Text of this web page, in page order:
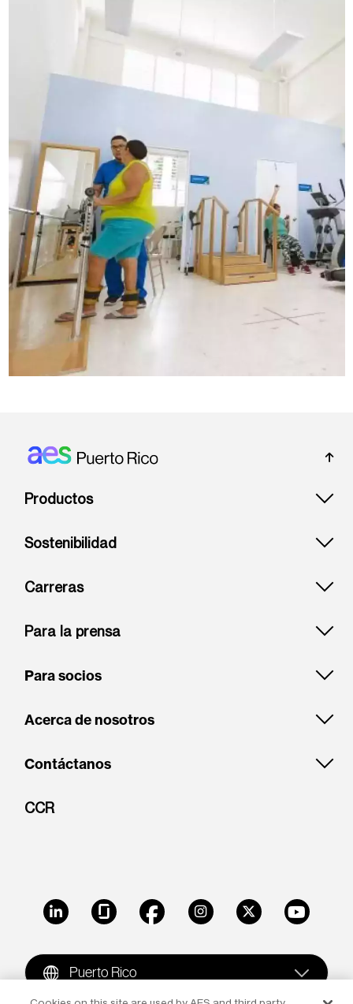
Footer: Puerto rico
Productos
Sostenibilidad
Carreras
Para la prensa
Para socios
Acerca de nosotros
Contáctanos
CCR
LinkedIn GlassdoorFacebookInstagramX Youtube
Puerto Rico